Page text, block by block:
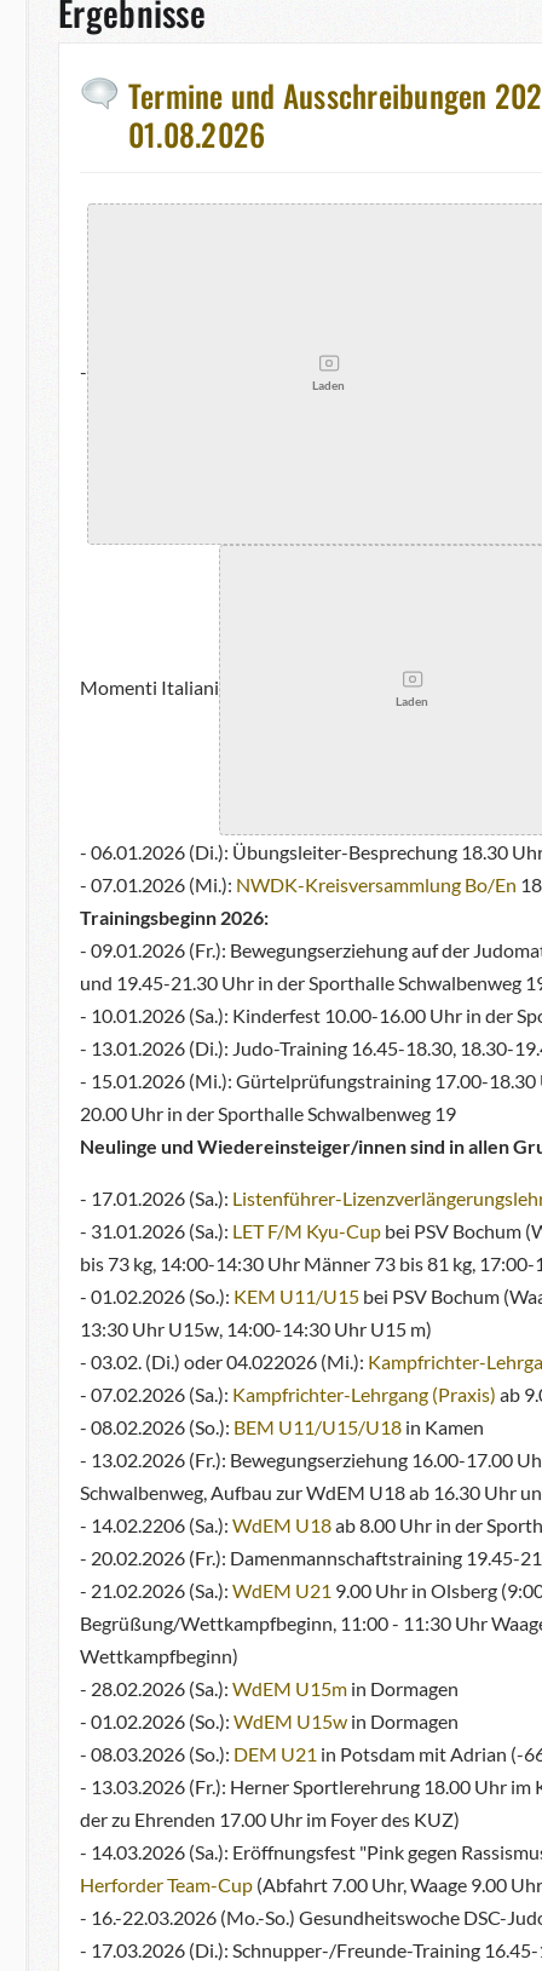
Ergebnisse
Termine und Ausschreibungen
01.08.2026
-
Laden
Momenti Italiani
Laden
- 06.01.2026 (Di.): Übungsleiter-Besprechung 18.30
- 07.01.2026 (Mi.): NWDK-Kreisversammlung Bo/En
Trainingsbeginn 2026:
- 09.01.2026 (Fr.): Bewegungserziehung auf der
und 19.45-21.30 Uhr in der Sporthalle Schwalbenweg
- 10.01.2026 (Sa.): Kinderfest 10.00-16.00 Uhr in der
- 13.01.2026 (Di.): Judo-Training 16.45-18.30, 18.30-
- 15.01.2026 (Mi.): Gürtelprüfungstraining 17.00-
20.00 Uhr in der Sporthalle Schwalbenweg 19
Neulinge und Wiedereinsteiger/innen sind in allen
- 17.01.2026 (Sa.): Listenführer-
- 31.01.2026 (Sa.): LET F/M Kyu-Cupbei PSV Bochum
bis 73 kg, 14:00-14:30 Uhr Männer 73 bis 81 kg,
- 01.02.2026 (So.): KEM U11/U15bei PSV Bochum
13:30 Uhr U15w, 14:00-14:30 Uhr U15 m)
- 03.02. (Di.) oder 04.022026 (Mi.): Kampfrichter-
- 07.02.2026 (Sa.): Kampfrichter-Lehrgang (Praxis) ab
- 08.02.2026 (So.): BEM U11/U15/U18in Kamen
- 13.02.2026 (Fr.): Bewegungserziehung 16.00-17.00
Schwalbenweg, Aufbau zur WdEM U18 ab 16.30 Uhr
- 14.02.2206 (Sa.): WdEM U18ab 8.00 Uhr in der
- 20.02.2026 (Fr.): Damenmannschaftstraining 19.45-
- 21.02.2026 (Sa.): WdEM U21 9.00 Uhr in Olsberg
Begrüßung/Wettkampfbeginn, 11:00 - 11:30 Uhr
Wettkampfbeginn)
- 28.02.2026 (Sa.): WdEM U15min Dormagen
- 01.02.2026 (So.): WdEM U15w in Dormagen
- 08.03.2026 (So.): DEM U21 in Potsdam mit Adrian (-
- 13.03.2026 (Fr.): Herner Sportlerehrung 18.00 Uhr
der zu Ehrenden 17.00 Uhr im Foyer des KUZ)
- 14.03.2026 (Sa.): Eröffnungsfest "Pink gegen
Herforder Team-Cup(Abfahrt 7.00 Uhr, Waage 9.00 Uhr
- 16.-22.03.2026 (Mo.-So.) Gesundheitswoche DSC-
- 17.03.2026 (Di.): Schnupper-/Freunde-Training